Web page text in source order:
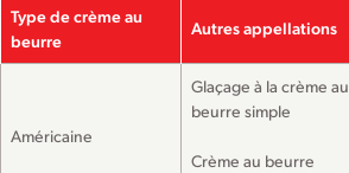
Type de crème au
beurre
Autres appellations
Américaine
Glaçage à la crème au
beurre simple
Crème au beurre